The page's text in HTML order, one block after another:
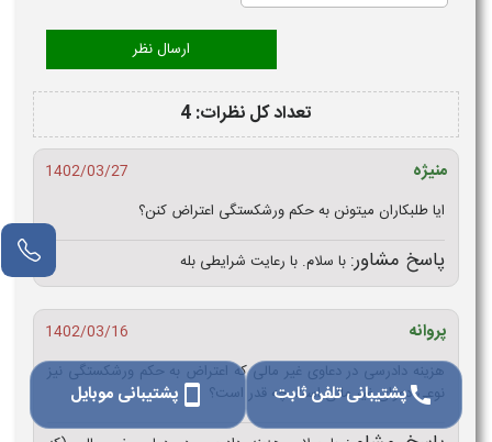
تعداد کل نظرات: 4
منیژه
1402/03/27
ایا طلبکاران میتونن به حکم ورشکستگی اعتراض کنن؟
پاسخ مشاور: با سلام. با رعایت شرایطی بله
پروانه
1402/03/16
هزینه دادرسی در دعاوی غیر مالی که اعتراض به حکم ورشکستگی نیز
نوعی دعوای غیر مالی است چه قدر است؟
callپشتیبانی تلفن ثابت smartphone پشتیبانی موبایل